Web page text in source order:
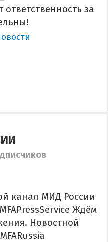
за
канал МИД России
Ждём
Новостной